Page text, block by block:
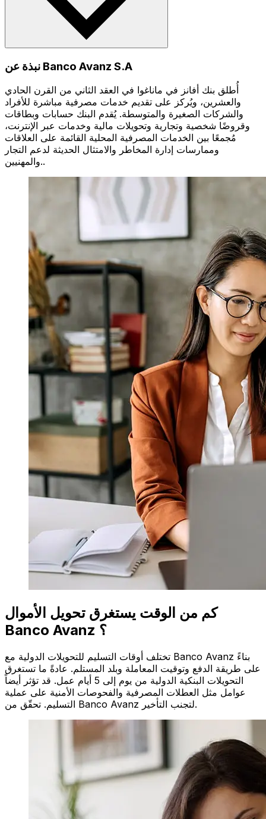
نبذة عن Banco Avanz S.A
أُطلق بنك أفانز في ماناغوا في العقد الثاني من القرن الحادي
والعشرين، ويُركز على تقديم خدمات مصرفية مباشرة للأفراد
والشركات الصغيرة والمتوسطة. يُقدم البنك حسابات وبطاقات
وقروضًا شخصية وتجارية وتحويلات مالية وخدمات عبر الإنترنت،
مُجمعًا بين الخدمات المصرفية المحلية القائمة على العلاقات
وممارسات إدارة المخاطر والامتثال الحديثة لدعم التجار
والمهنيين..
كم من الوقت يستغرق تحويل الأموال
Banco Avanz ؟
تختلف أوقات التسليم للتحويلات الدولية مع Banco Avanz بناءً
على طريقة الدفع وتوقيت المعاملة وبلد المستلم. عادةً ما تستغرق
التحويلات البنكية الدولية من يوم إلى 5 أيام عمل. قد تؤثر أيضاً
عوامل مثل العطلات المصرفية والفحوصات الأمنية على عملية
التسليم. تحقّق من Banco Avanz لتجنب التأخير.